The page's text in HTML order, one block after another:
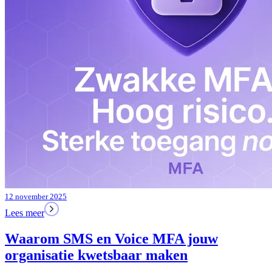
12 november 2025
Lees meer
Waarom SMS en Voice MFA jouw
organisatie kwetsbaar maken